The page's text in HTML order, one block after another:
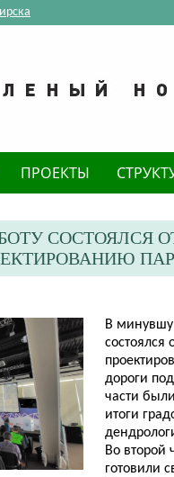
ПРОЕКТЫ
СОСТОЯЛСЯ
В
дороги
части
итоги
Во второй
готовили